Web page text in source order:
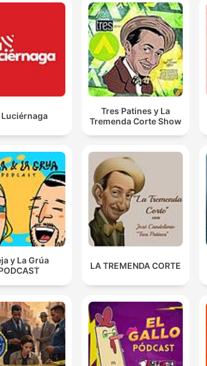
Luciérnaga
Tres Patines y La
Tremenda Corte Show
y La Grúa
LA TREMENDA CORTE